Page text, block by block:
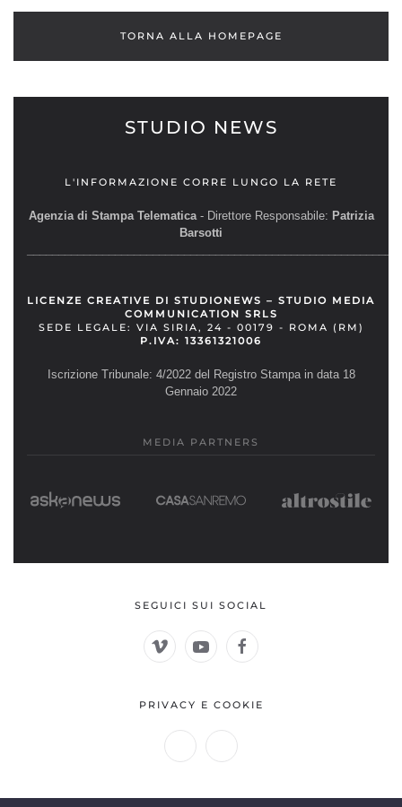
TORNA ALLA HOMEPAGE
STUDIO NEWS
L'INFORMAZIONE CORRE LUNGO LA RETE
Agenzia di Stampa Telematica- Direttore Responsabile: Patrizia
Barsotti
LICENZE CREATIVE DI STUDIONEWS – STUDIO MEDIA
COMMUNICATION SRLS
SEDE LEGALE: VIA SIRIA, 24 - 00179 - ROMA (RM)
P.IVA: 13361321006
Iscrizione Tribunale: 4/2022 del Registro Stampa in data 18
Gennaio 2022
MEDIA PARTNERS
SEGUICI SUI SOCIAL
PRIVACY E COOKIE